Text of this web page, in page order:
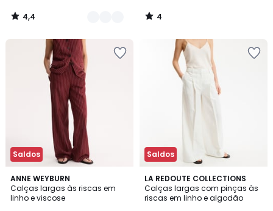
4,4
/
4
/
Saldos
ANNE WEYBURN
Calças largas às riscas em
linho e viscose
4,2
/ 5
Saldos
LA REDOUTE COLLECTIONS
Calças largas com pinças às
riscas em linho e algodão
4
/
5